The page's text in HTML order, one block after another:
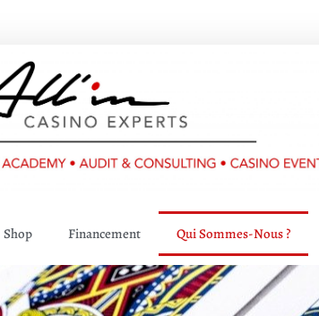
Shop Financement Qui Sommes-Nous ?